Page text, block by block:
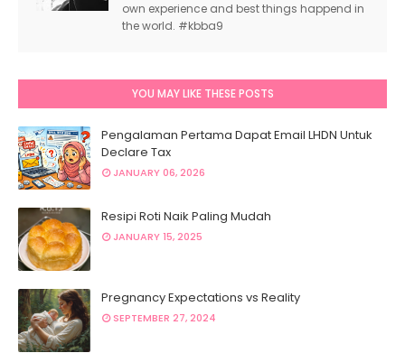
own experience and best things happend in
the world. #kbba9
YOU MAY LIKE THESE POSTS
Pengalaman Pertama Dapat Email LHDN Untuk
Declare Tax
JANUARY 06, 2026
Resipi Roti Naik Paling Mudah
JANUARY 15, 2025
Pregnancy Expectations vs Reality
SEPTEMBER 27, 2024